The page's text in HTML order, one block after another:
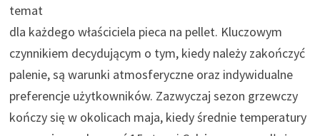
temat
dla każdego właściciela pieca na pellet. Kluczowym
czynnikiem decydującym o tym, kiedy należy zakończyć
palenie, są warunki atmosferyczne oraz indywidualne
preferencje użytkowników. Zazwyczaj sezon grzewczy
kończy się w okolicach maja, kiedy średnie temperatury